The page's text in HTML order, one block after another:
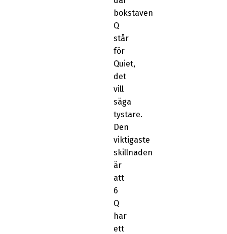
bokstaven
Q
står
för
Quiet,
det
vill
säga
tystare.
Den
viktigaste
skillnaden
är
att
6
Q
har
ett